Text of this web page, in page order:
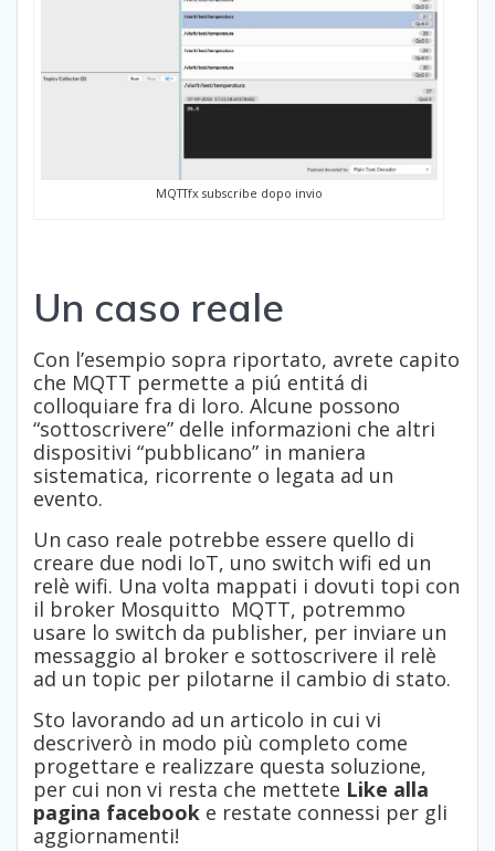
MQTTfx subscribe dopo invio
Un caso reale
Con l’esempio sopra riportato, avrete capito
che MQTT permette a piú entitá di
colloquiare fra di loro. Alcune possono
“sottoscrivere” delle informazioni che altri
dispositivi “pubblicano” in maniera
sistematica, ricorrente o legata ad un
evento.
Un caso reale potrebbe essere quello di
creare due nodi IoT, uno switch wifi ed un
relè wifi. Una volta mappati i dovuti topi con
il broker Mosquitto MQTT, potremmo
usare lo switch da publisher, per inviare un
messaggio al broker e sottoscrivere il relè
ad un topic per pilotarne il cambio di stato.
Sto lavorando ad un articolo in cui vi
descriverò in modo più completo come
progettare e realizzare questa soluzione,
per cui non vi resta che mettete Like alla
pagina facebook e restate connessi per gli
aggiornamenti!